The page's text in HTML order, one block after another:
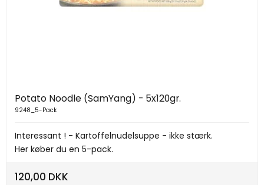
Potato Noodle (SamYang) - 5x120gr.
9248_5-Pack
Interessant ! - Kartoffelnudelsuppe - ikke stærk.
Her køber du en 5-pack.
120,00 DKK